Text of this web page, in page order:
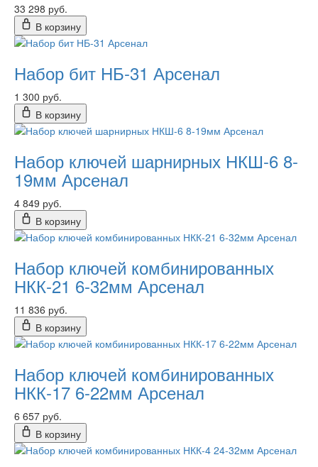
33 298 руб.
В корзину
Набор бит НБ-31 Арсенал
1 300 руб.
В корзину
Набор ключей шарнирных НКШ-6 8-
19мм Арсенал
4 849 руб.
В корзину
Набор ключей комбинированных
НКК-21 6-32мм Арсенал
11 836 руб.
В корзину
Набор ключей комбинированных
НКК-17 6-22мм Арсенал
6 657 руб.
В корзину